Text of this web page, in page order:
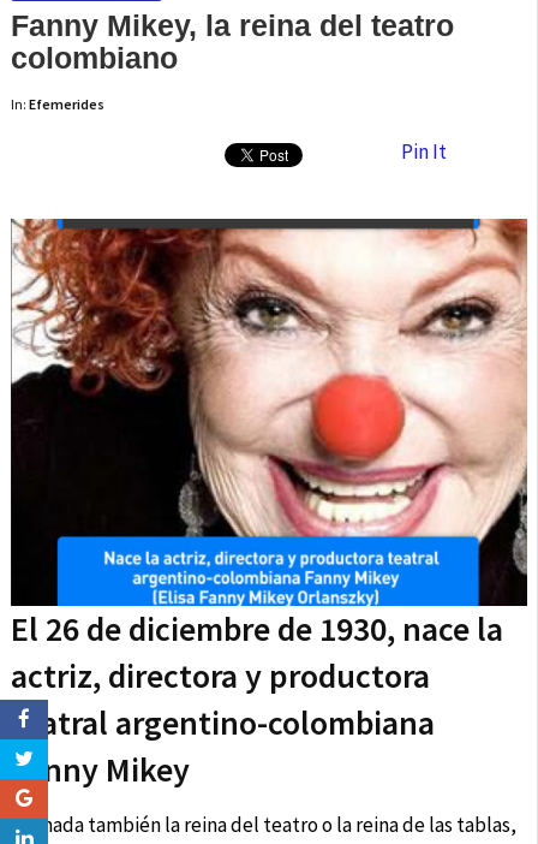
Fanny Mikey, la reina del teatro
colombiano
In: Efemerides
Pin It
El 26 de diciembre de 1930, nace la
actriz, directora y productora
teatral argentino-colombiana
Fanny Mikey
Llamada también la reina del teatro o la reina de las tablas,